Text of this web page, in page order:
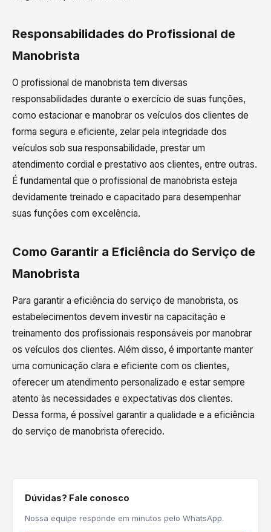
Responsabilidades do Profissional de
Manobrista
O profissional de manobrista tem diversas
responsabilidades durante o exercício de suas funções,
como estacionar e manobrar os veículos dos clientes de
forma segura e eficiente, zelar pela integridade dos
veículos sob sua responsabilidade, prestar um
atendimento cordial e prestativo aos clientes, entre outras.
É fundamental que o profissional de manobrista esteja
devidamente treinado e capacitado para desempenhar
suas funções com excelência.
Como Garantir a Eficiência do Serviço de
Manobrista
Para garantir a eficiência do serviço de manobrista, os
estabelecimentos devem investir na capacitação e
treinamento dos profissionais responsáveis por manobrar
os veículos dos clientes. Além disso, é importante manter
uma comunicação clara e eficiente com os clientes,
oferecer um atendimento personalizado e estar sempre
atento às necessidades e expectativas dos clientes.
Dessa forma, é possível garantir a qualidade e a eficiência
do serviço de manobrista oferecido.
Dúvidas? Fale conosco
Nossa equipe responde em minutos pelo WhatsApp.